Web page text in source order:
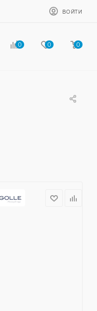
ВОЙТИ
0 0 0